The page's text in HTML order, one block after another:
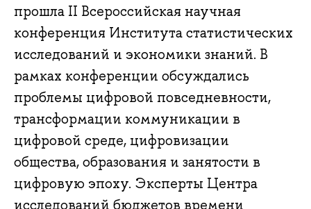
прошла II Всероссийская научная
конференция Института статистических
исследований и экономики знаний. В
рамках конференции обсуждались
проблемы цифровой повседневности,
трансформации коммуникации в
цифровой среде, цифровизации
общества, образования и занятости в
цифровую эпоху. Эксперты Центра
исследований бюджетов времени